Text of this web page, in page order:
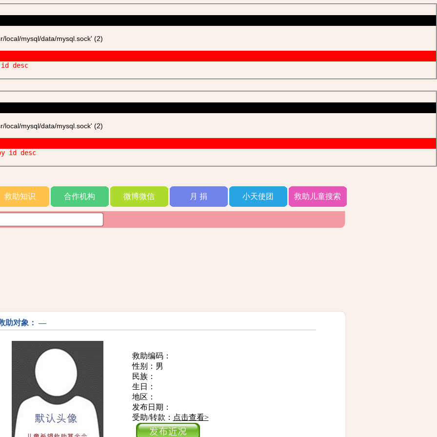
mysql/data/mysql.sock' (2)
id desc
mysql/data/mysql.sock' (2)
id desc
救助知识 合作机构 微博微信 月 捐 小天使团 救助儿童搜索
助对象： —
救助编码：
性别：男
民族：
生日：
地区：
发布日期：
受助/转款： 点击查看>